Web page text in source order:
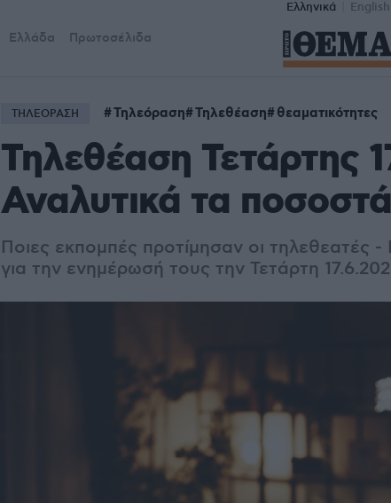
Ελληνικά English
Ελλάδα Πρωτοσέλιδα
ΤΗΛΕΟΡΑΣΗ Τηλεόραση Τηλεθέαση θεαματικότητες
Τηλεθέαση Τετάρτης
Αναλυτικά τα
Ποιες εκπομπές προτίμησαν οι τηλεθεατές
για την ενημέρωσή τους την Τετάρτη